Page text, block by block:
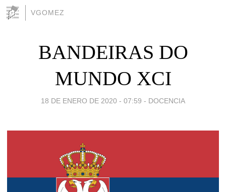
VGOMEZ
BANDEIRAS DO
MUNDO XCI
18 DE ENERO DE 2020 - 07:59 - DOCENCIA